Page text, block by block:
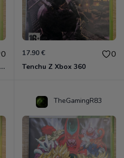
0
Dark Souls Prepare to Die Edition XBOX 360
17.90 € 0
Tenchu Z Xbox 360
TheGamingR83